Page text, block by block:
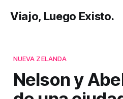
Viajo, Luego Existo.
NUEVA ZELANDA
Nelson y